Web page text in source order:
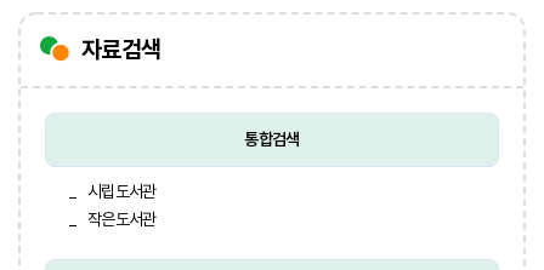
자료검색
통합검색
시립도서관
작은도서관